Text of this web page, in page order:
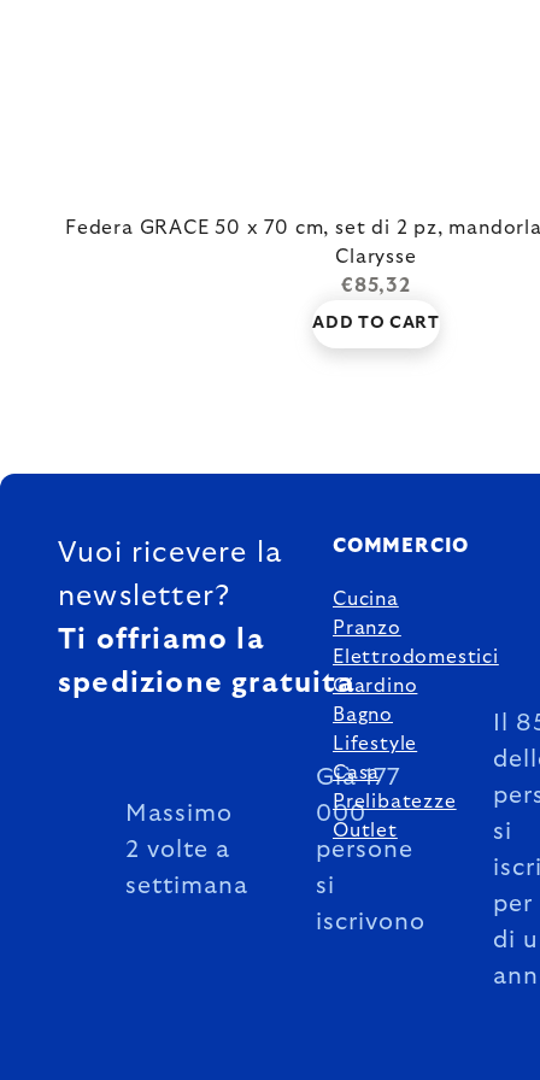
Federa GRACE 50 x 70 cm, set di 2 pz,
Clarysse
€85,32
ADD TO CART
FOOTER
Vuoi ricevere la
newsletter?
Ti offriamo la
spedizione gratuita
Massimo
2 volte a
settimana
Già 177
000
persone
si
iscrivono
Il
si
per
di
COMMERCIO
Cucina
Pranzo
Elettrodomestici
Giardino
Bagno
Lifestyle
Casa
Prelibatezze
Outlet